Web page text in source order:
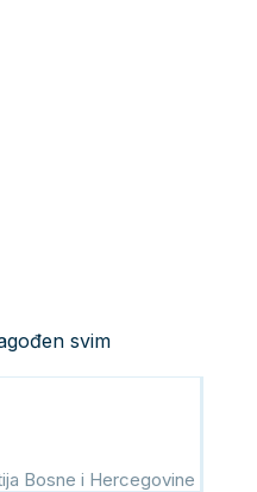
svim
Bosne i Hercegovine